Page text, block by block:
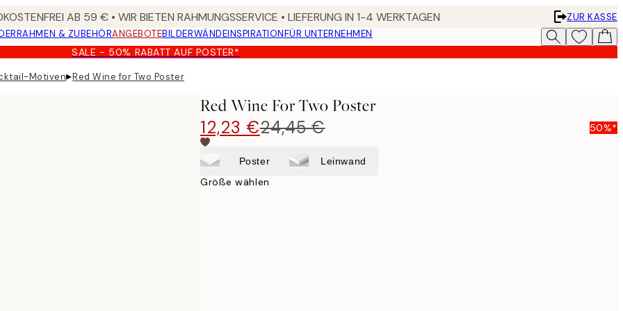
AB 59 € • WIR BIETEN RAHMUNGSSERVICE • LIEFERUNG IN 1-4 WERKTAGEN
ZUR KASSE
RAHMEN & ZUBEHÖRANGEBOTEBILDERWÄNDEINSPIRATIONFÜR UNTERNEHMEN
SALE - 50% RABATT AUF POSTER*
Motiven▸Red Wine for Two Poster
Red Wine For Two Poster
12,23 €24,45 € 50%*
Poster Leinwand
Größe wählen